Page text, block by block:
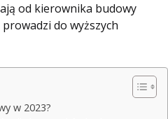
od kierownika budowy
prowadzi do wyższych
w 2023?